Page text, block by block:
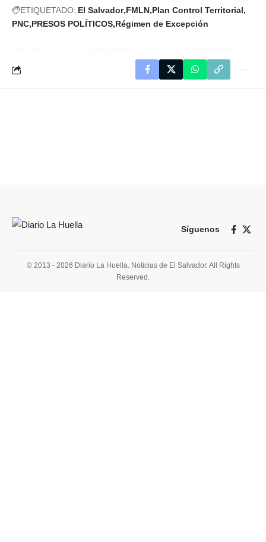
ETIQUETADO: El Salvador FMLN Plan Control Territorial
PNC PRESOS POLÍTICOS Régimen de Excepción
Síguenos
© 2013 - 2026 Diario La Huella. Noticias de El Salvador. All Rights
Reserved.